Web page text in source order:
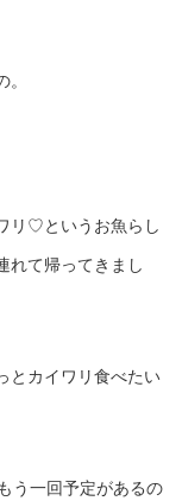
リ♡というお魚らし
れて帰ってきまし
とカイワリ食べたい
う一回予定があるの